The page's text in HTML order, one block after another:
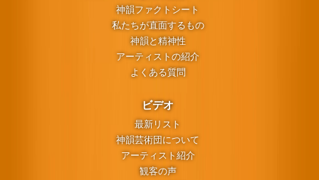
神韻ファクトシート
私たちが直面するもの
神韻と精神性
アーティストの紹介
よくある質問
ビデオ
最新リスト
神韻芸術団について
アーティスト紹介
観客の声